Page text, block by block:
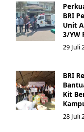
BRI
Unit
3/YW
29 Juli
BRI
Kit
28 Juli